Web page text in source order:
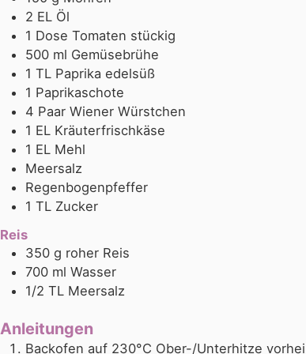
2 EL Öl
1 Dose Tomaten stückig
500 ml Gemüsebrühe
1 TL Paprika edelsüß
1 Paprikaschote
4 Paar Wiener Würstchen
1 EL Kräuterfrischkäse
1 EL Mehl
Meersalz
Regenbogenpfeffer
1 TL Zucker
Reis
350 g roher Reis
700 ml Wasser
1/2 TL Meersalz
Anleitungen
Backofen auf 230°C Ober-/Unterhitze